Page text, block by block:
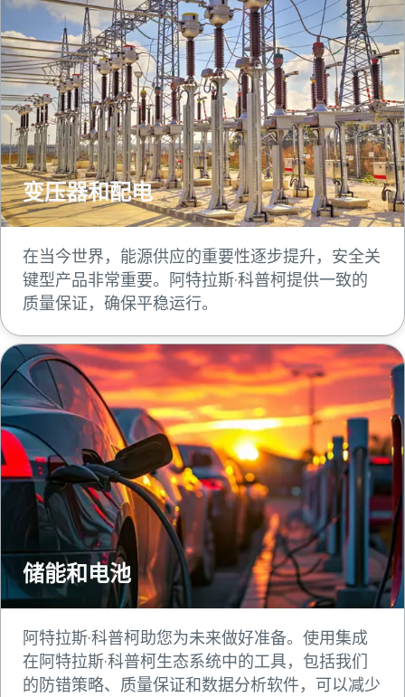
变压器和配电
在当今世界，能源供应的重要性逐步提升，安全关
键型产品非常重要。阿特拉斯·科普柯提供一致的
质量保证，确保平稳运行。
储能和电池
阿特拉斯·科普柯助您为未来做好准备。使用集成
在阿特拉斯·科普柯生态系统中的工具，包括我们
的防错策略、质量保证和数据分析软件，可以减少